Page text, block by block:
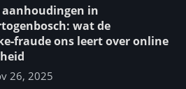
aanhoudingen in
wat de
ons leert over online
26, 2025